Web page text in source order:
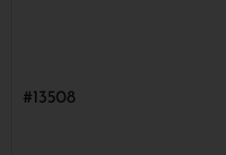
#13508